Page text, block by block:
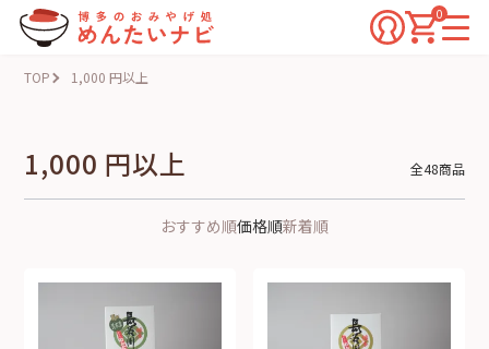
0
TOP 1,000 円以上
1,000 円以上 全48商品
おすすめ順価格順新着順